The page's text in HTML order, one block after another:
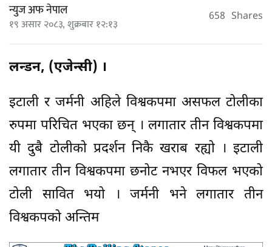
न्युज अफ नेपाल
१९ असार २०८३, शुक्रबार १२:१३ 658 Shares
लन्डन, (एजेन्सी) ।
इटाली र जर्मनी अहिले विश्वकपमा असफल टोलीका
रुपमा परिचित भएका छन् । लगातार तीन विश्वकपमा
यी दुबै टोलीको प्रदर्शन निकै खराब रह्यो । इटाली
लगातार तीन विश्वकपमा छनोट नभएर विफल भएको
टोली सावित भयो । जर्मनी भने लगातार तीन
विश्वकपको अन्तिम